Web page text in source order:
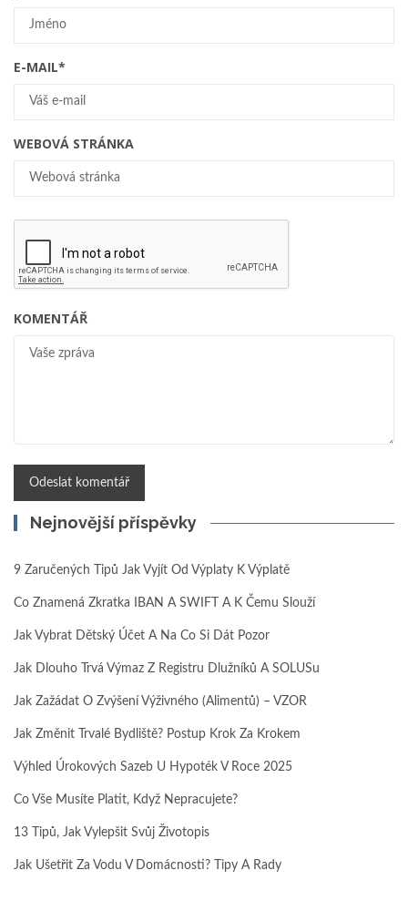
E-MAIL*
WEBOVÁ STRÁNKA
KOMENTÁŘ
Nejnovější příspěvky
9 Zaručených Tipů Jak Vyjít Od Výplaty K Výplatě
Co Znamená Zkratka IBAN A SWIFT A K Čemu Slouží
Jak Vybrat Dětský Účet A Na Co Si Dát Pozor
Jak Dlouho Trvá Výmaz Z Registru Dlužníků A SOLUSu
Jak Zažádat O Zvýšení Výživného (alimentů) – VZOR
Jak Změnit Trvalé Bydliště? Postup Krok Za Krokem
Výhled Úrokových Sazeb U Hypoték V Roce 2025
Co Vše Musíte Platit, Když Nepracujete?
13 Tipů, Jak Vylepšit Svůj Životopis
Jak Ušetřit Za Vodu V Domácnosti? Tipy A Rady